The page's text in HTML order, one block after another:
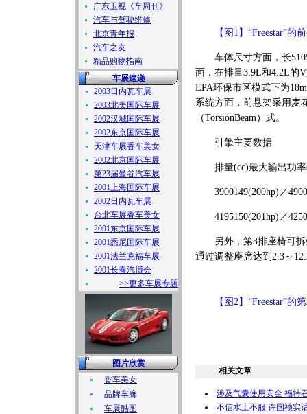
广东卫视《车周刊》
汽车与驾驶维修
北京青年报
汽车之友
精品购物指南
车展速递
2003日内瓦车展
2003北美国际车展
2002汉城国际车展
2002东京国际车展
天津车展香车美女
2002北京国际车展
第23届曼谷汽车展
2001上海国际车展
2002日内瓦车展
台北车展香车美女
2001东京国际车展
2001悉尼国际车展
2001法兰克福车展
2001长春汽博会
>>更多车展专题
图片欣赏
香车美女
品牌车廊
车展酷图
【图1】“Freestar”的
车体尺寸方面，长
面，在排量3.9L和4.2L的
EPA环保市区模式下为
系统方面，前悬架采用麦
（TorsionBeam）式。
引擎主要数据
排量(cc)最大输出功率
3900149(200hp)／
4195150(201hp)／
另外，第3排座椅可拆
通过调整座席达到2.3～
【图2】“Freestar”
相关文章
涉及气囊使用安全 福特
不信水土不服 许国祯实